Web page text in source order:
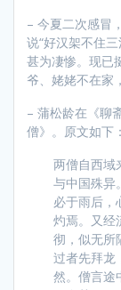
– 今夏二次感冒
说“好汉架不住
甚为凄惨。现已
爷、姥姥不在家
– 蒲松龄在《聊
僧》。原文如下：
两僧自西域
与中国殊异
必于雨后，
灼焉。又经
彻，似无所
过者先拜龙
然。僧言途